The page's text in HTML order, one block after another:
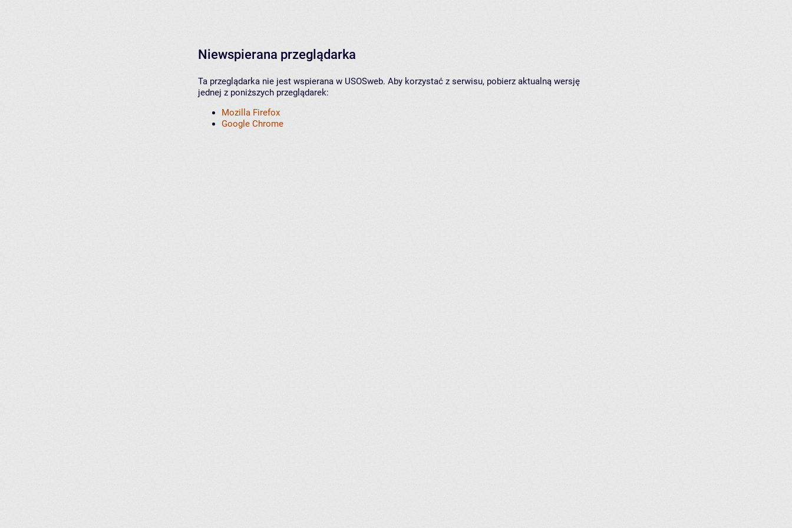
Niewspierana przeglądarka
Ta przeglądarka nie jest wspierana w USOSweb. Aby korzystać z serwisu, pobierz aktualną wersję
jednej z poniższych przeglądarek:
Mozilla Firefox
Google Chrome